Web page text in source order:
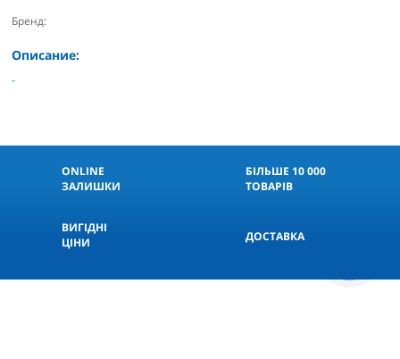
Бренд:
Описание:
-
ONLINE
ЗАЛИШКИ
БІЛЬШЕ 10 000
ТОВАРІВ
ВИГІДНІ
ЦІНИ
ДОСТАВКА